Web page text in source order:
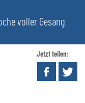
voller Gesang
Jetzt teilen: